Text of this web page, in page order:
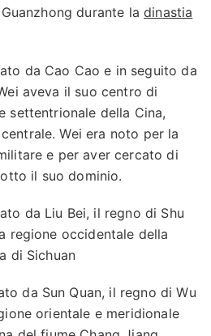
durante ladinastia
da Cao Cao e in seguito da
aveva il suo centro di
settentrionale della Cina,
Wei era noto per la
e per aver cercato di
il suo dominio.
da Liu Bei, il regno di Shu
regione occidentale della
di Sichuan
da Sun Quan, il regno di Wu
orientale e meridionale